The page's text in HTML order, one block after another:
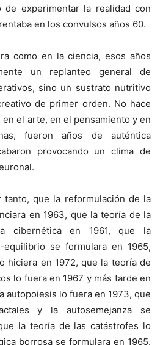
de experimentar la realidad con
en los convulsos años 60.
como en la ciencia, esos años
un replanteo general de
sino un sustrato nutritivo
de primer orden. No hace
el arte, en el pensamiento y en
fueron años de auténtica
provocando un clima de
tanto, que la reformulación de la
en 1963, que la teoría de la
cibernética en 1961, que la
equilibrio se formulara en 1965,
hiciera en 1972, que la teoría de
lo fuera en 1967 y más tarde en
autopoiesis lo fuera en 1973, que
y la autosemejanza se
la teoría de las catástrofes lo
borrosa se formulara en 1965.